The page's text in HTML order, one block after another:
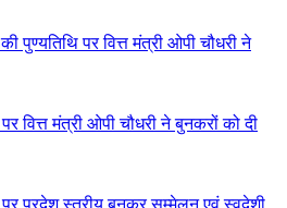
पुण्यतिथि पर वित्त मंत्री ओपी चौधरी ने
वित्त मंत्री ओपी चौधरी ने बुनकरों को दी
पर प्रदेश स्तरीय बुनकर सम्मेलन एवं स्वदेशी